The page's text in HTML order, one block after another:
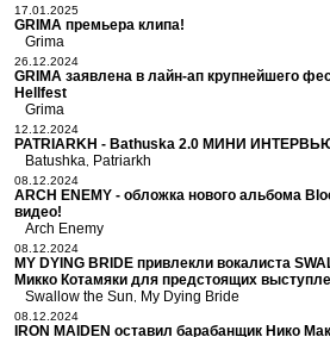
17.01.2025
GRIMA премьера клипа!
Grima
26.12.2024
GRIMA заявлена в лайн-ап крупнейшего
Hellfest
Grima
12.12.2024
PATRIARKH - Bathuska 2.0 МИНИ
Batushka Patriarkh
08.12.2024
ARCH ENEMY - обложка нового альбома
видео!
Arch Enemy
08.12.2024
MY DYING BRIDE привлекли вокалиста
Микко Котамяки для предстоящих
Swallow the Sun
My Dying Bride
08.12.2024
IRON MAIDEN оставил барабанщик Нико